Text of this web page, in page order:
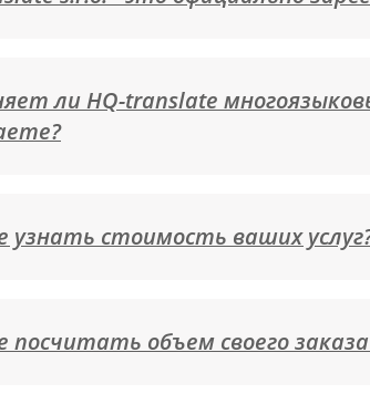
ли HQ-translate
узнать стоимость ваших
посчитать объем своего